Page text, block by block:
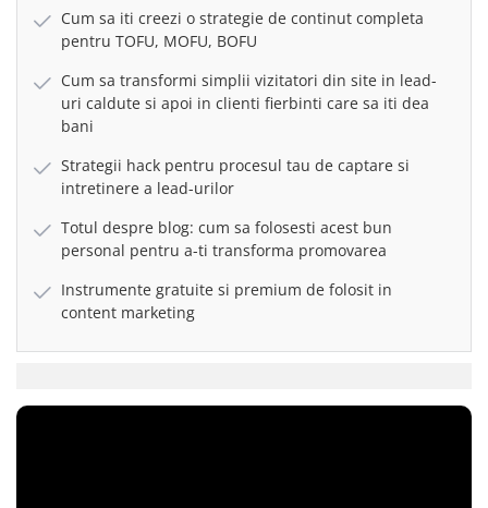
Cum sa iti creezi o strategie de continut completa
pentru TOFU, MOFU, BOFU
Cum sa transformi simplii vizitatori din site in lead-
uri caldute si apoi in clienti fierbinti care sa iti dea
bani
Strategii hack pentru procesul tau de captare si
intretinere a lead-urilor
Totul despre blog: cum sa folosesti acest bun
personal pentru a-ti transforma promovarea
Instrumente gratuite si premium de folosit in
content marketing